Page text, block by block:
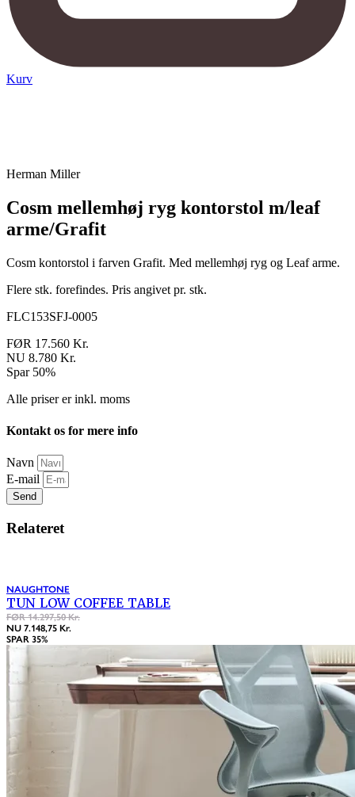
Kurv
Herman Miller
Cosm mellemhøj ryg kontorstol m/leaf
arme/Grafit
Cosm kontorstol i farven Grafit. Med mellemhøj ryg og Leaf arme.
Flere stk. forefindes. Pris angivet pr. stk.
FLC153SFJ-0005
FØR 17.560 Kr.
NU 8.780 Kr.
Spar 50%
Alle priser er inkl. moms
Kontakt os for mere info
Navn
E-mail
Send
Relateret
NAUGHTONE
TUN LOW COFFEE TABLE
FØR 14.297,50 Kr.
NU 7.148,75 Kr.
SPAR 35%